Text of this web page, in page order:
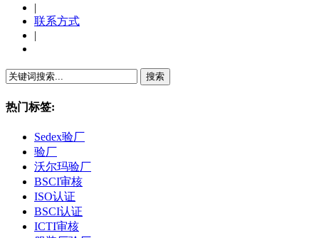
|
联系方式
|
热门标签:
Sedex验厂
验厂
沃尔玛验厂
BSCI审核
ISO认证
BSCI认证
ICTI审核